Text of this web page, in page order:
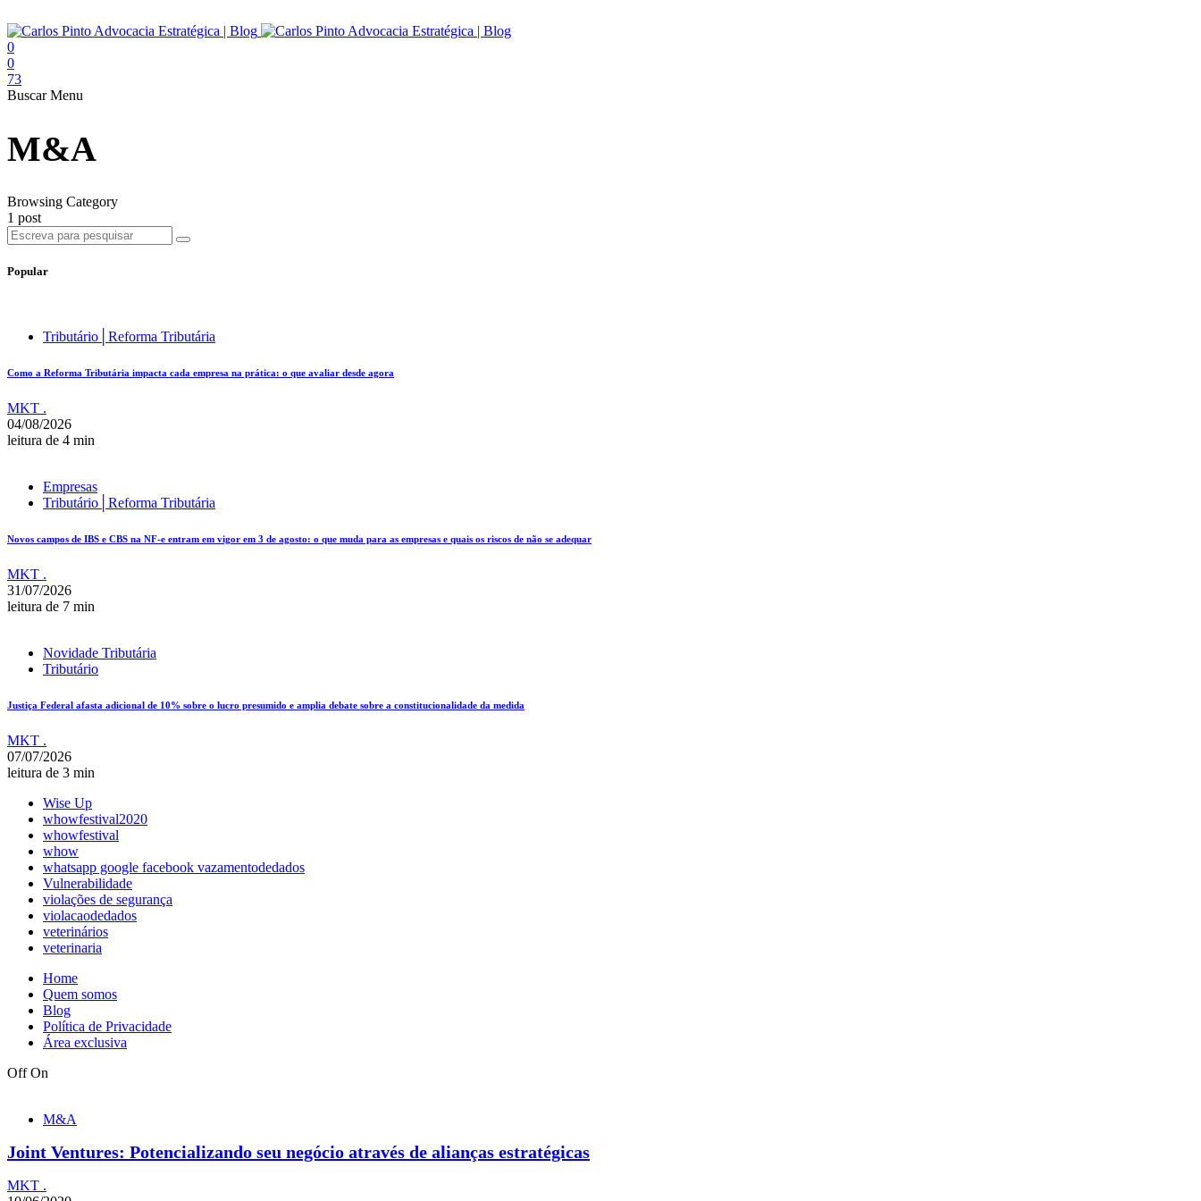
0
0
73
Buscar Menu
M&A
Browsing Category
1 post
Popular
Tributário│Reforma Tributária
Como a Reforma Tributária impacta cada empresa na prática: o que avaliar desde agora
MKT .
04/08/2026
leitura de 4 min
Empresas
Tributário│Reforma Tributária
Novos campos de IBS e CBS na NF-e entram em vigor em 3 de agosto: o que muda para as empresas e quais os riscos de não se adequar
MKT .
31/07/2026
leitura de 7 min
Novidade Tributária
Tributário
Justiça Federal afasta adicional de 10% sobre o lucro presumido e amplia debate sobre a constitucionalidade da medida
MKT .
07/07/2026
leitura de 3 min
Wise Up
whowfestival2020
whowfestival
whow
whatsapp google facebook vazamentodedados
Vulnerabilidade
violações de segurança
violacaodedados
veterinários
veterinaria
Home
Quem somos
Blog
Política de Privacidade
Área exclusiva
Off On
M&A
Joint Ventures: Potencializando seu negócio através de alianças estratégicas
MKT .